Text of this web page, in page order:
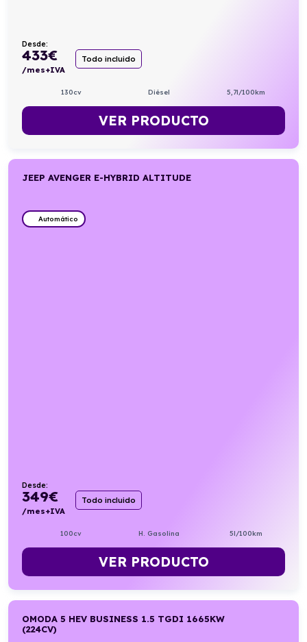
Desde:
433€
/mes+IVA
Todo incluido
130cv Diésel 5,7l/100km
VER PRODUCTO
JEEP AVENGER E-HYBRID ALTITUDE
Automático
Desde:
349€
/mes+IVA
Todo incluido
100cv H. Gasolina 5l/100km
VER PRODUCTO
OMODA 5 HEV BUSINESS 1.5 TGDI 1665KW
(224CV)